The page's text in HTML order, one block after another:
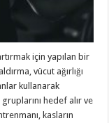
için yapılan bir
vücut ağırlığı
kullanarak
hedef alır ve
kasların